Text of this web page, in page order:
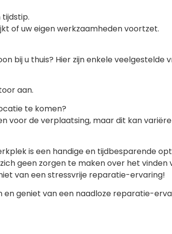
of uw eigen werkzaamheden voortzet.
bij u thuis? Hier zijn enkele veelgestelde
aan.
te komen?
voor de verplaatsing, maar dit kan
is een handige en tijdbesparende
geen zorgen te maken over het
van een stressvrije reparatie-ervaring!
en geniet van een naadloze reparatie-